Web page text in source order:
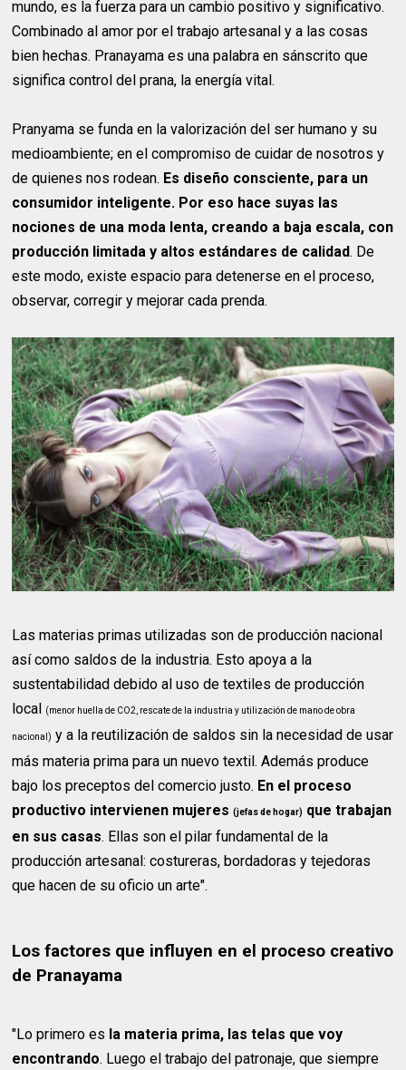
mundo, es la fuerza para un cambio positivo y significativo.
Combinado al amor por el trabajo artesanal y a las cosas
bien hechas. Pranayama es una palabra en sánscrito que
significa control del prana, la energía vital.
Pranyama se funda en la valorización del ser humano y su
medioambiente; en el compromiso de cuidar de nosotros y
de quienes nos rodean. Es diseño consciente, para un
consumidor inteligente. Por eso hace suyas las
nociones de una moda lenta, creando a baja escala, con
producción limitada y altos estándares de calidad. De
este modo, existe espacio para detenerse en el proceso,
observar, corregir y mejorar cada prenda.
Las materias primas utilizadas son de producción nacional
así como saldos de la industria. Esto apoya a la
sustentabilidad debido al uso de textiles de producción
local
(menor huella de CO2, rescate de la industria y utilización de mano de obra
nacional) y a la reutilización de saldos sin la necesidad de usar
más materia prima para un nuevo textil. Además produce
bajo los preceptos del comercio justo. En el proceso
productivo intervienen mujeres(jefas de hogar) que trabajan
en sus casas. Ellas son el pilar fundamental de la
producción artesanal: costureras, bordadoras y tejedoras
que hacen de su oficio un arte".
Los factores que influyen en el proceso creativo
de Pranayama
"Lo primero es la materia prima, las telas que voy
encontrando. Luego el trabajo del patronaje, que siempre